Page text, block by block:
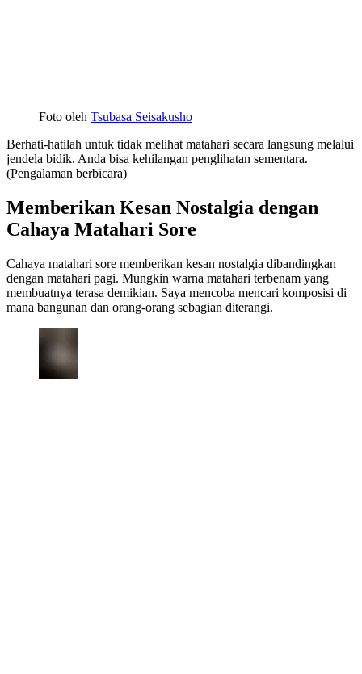
Foto oleh Tsubasa Seisakusho
Berhati-hatilah untuk tidak melihat matahari secara langsung melalui
jendela bidik. Anda bisa kehilangan penglihatan sementara.
(Pengalaman berbicara)
Memberikan Kesan Nostalgia dengan
Cahaya Matahari Sore
Cahaya matahari sore memberikan kesan nostalgia dibandingkan
dengan matahari pagi. Mungkin warna matahari terbenam yang
membuatnya terasa demikian. Saya mencoba mencari komposisi di
mana bangunan dan orang-orang sebagian diterangi.